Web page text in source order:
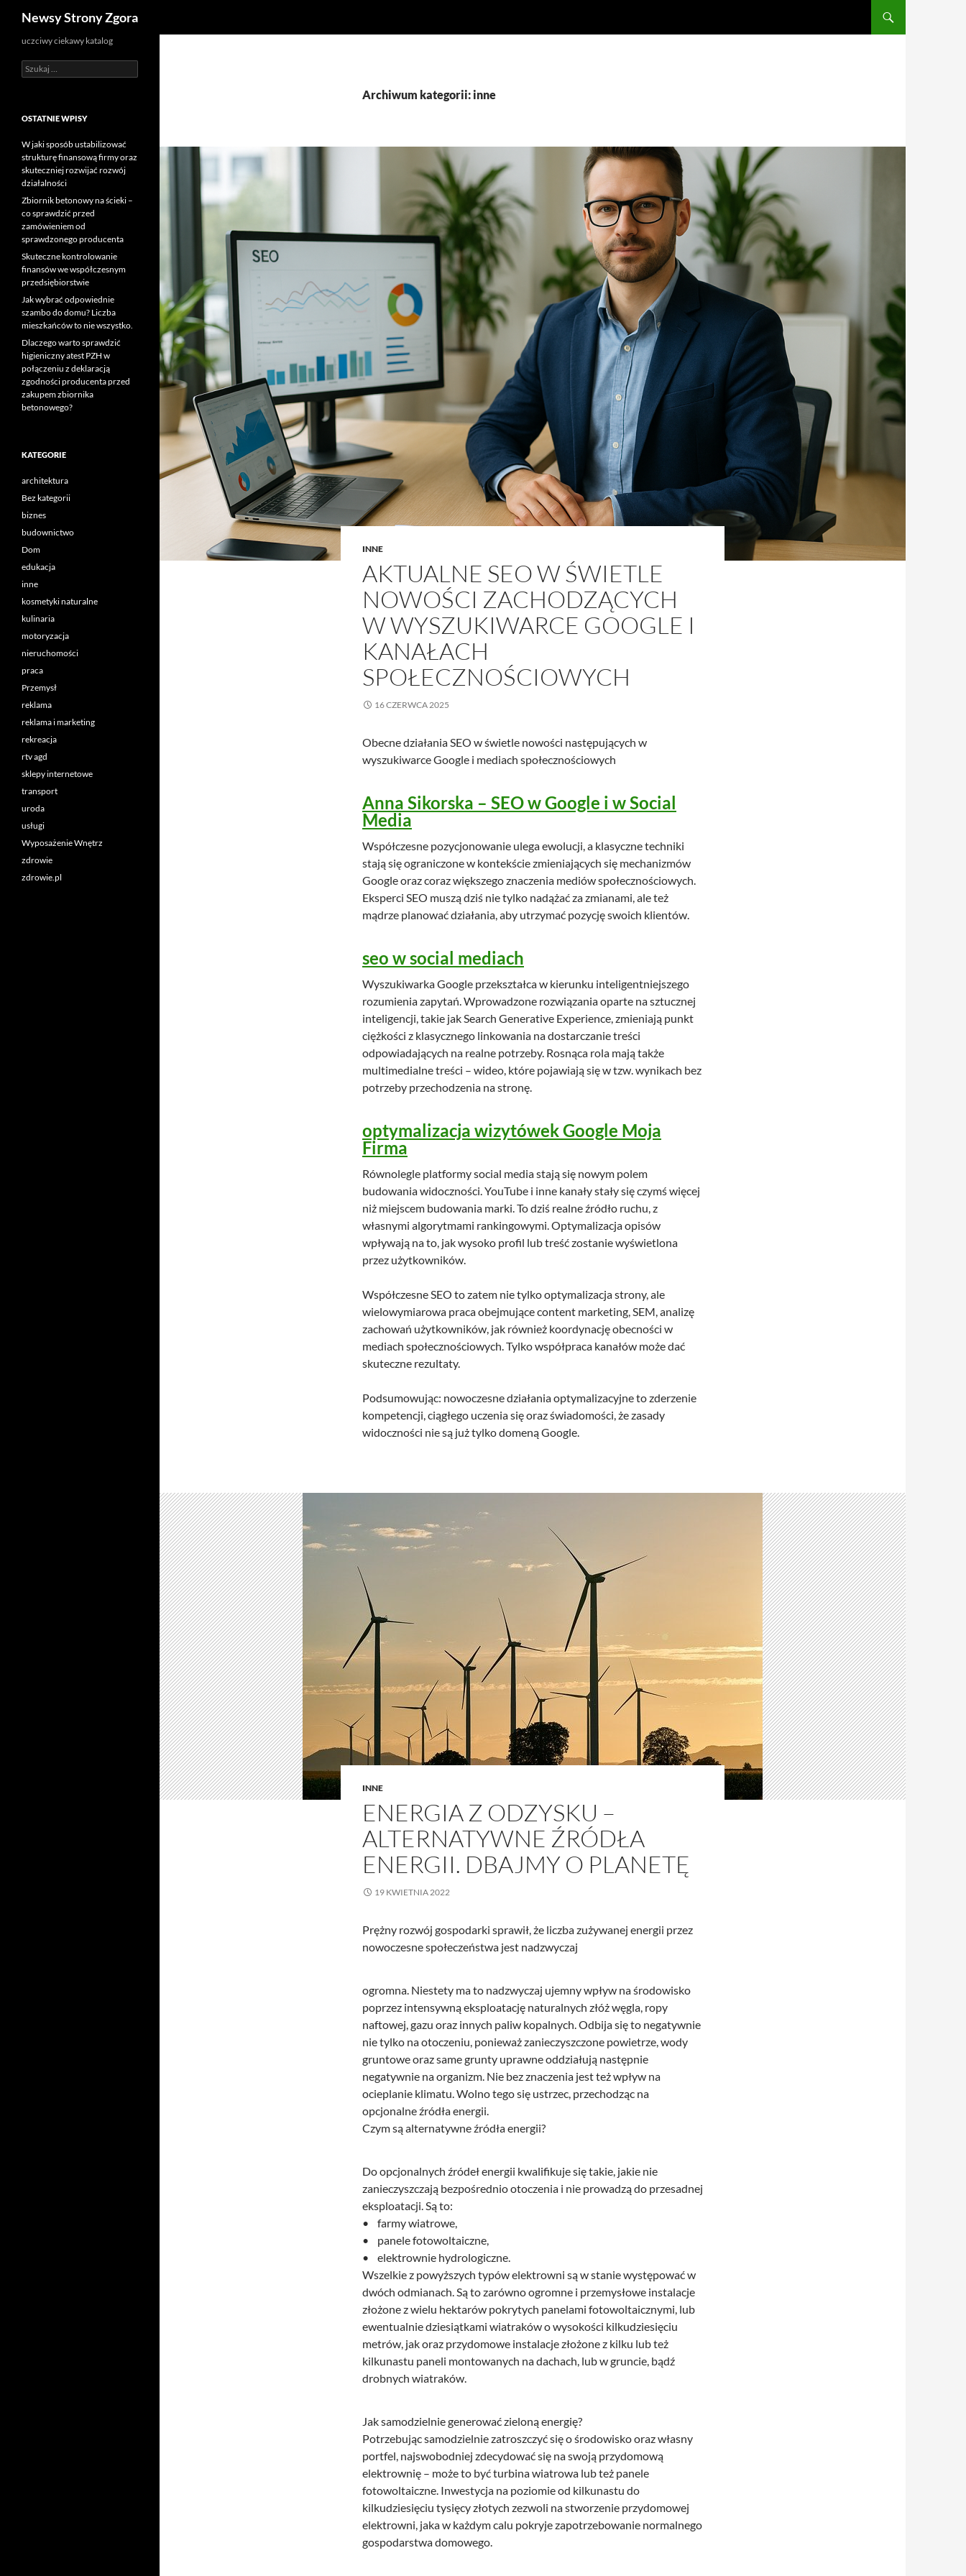
Newsy Strony Zgora
Archiwum kategorii: inne
INNE
AKTUALNE SEO W ŚWIETLE
NOWOŚCI ZACHODZĄCYCH
W WYSZUKIWARCE GOOGLE I
KANAŁACH
SPOŁECZNOŚCIOWYCH
16 CZERWCA 2025
Obecne działania SEO w świetle nowości następujących w
wyszukiwarce Google i mediach społecznościowych
Anna Sikorska – SEO w Google i w Social
Media
Współczesne pozycjonowanie ulega ewolucji, a klasyczne techniki
stają się ograniczone w kontekście zmieniających się mechanizmów
Google oraz coraz większego znaczenia mediów społecznościowych.
Eksperci SEO muszą dziś nie tylko nadążać za zmianami, ale też
mądrze planować działania, aby utrzymać pozycję swoich klientów.
seo w social mediach
Wyszukiwarka Google przekształca w kierunku inteligentniejszego
rozumienia zapytań. Wprowadzone rozwiązania oparte na sztucznej
inteligencji, takie jak Search Generative Experience, zmieniają punkt
ciężkości z klasycznego linkowania na dostarczanie treści
odpowiadających na realne potrzeby. Rosnąca rola mają także
multimedialne treści – wideo, które pojawiają się w tzw. wynikach bez
potrzeby przechodzenia na stronę.
optymalizacja wizytówek Google Moja
Firma
Równolegle platformy social media stają się nowym polem
budowania widoczności. YouTube i inne kanały stały się czymś więcej
niż miejscem budowania marki. To dziś realne źródło ruchu, z
własnymi algorytmami rankingowymi. Optymalizacja opisów
wpływają na to, jak wysoko profil lub treść zostanie wyświetlona
przez użytkowników.
Współczesne SEO to zatem nie tylko optymalizacja strony, ale
wielowymiarowa praca obejmujące content marketing, SEM, analizę
zachowań użytkowników, jak również koordynację obecności w
mediach społecznościowych. Tylko współpraca kanałów może dać
skuteczne rezultaty.
Podsumowując: nowoczesne działania optymalizacyjne to zderzenie
kompetencji, ciągłego uczenia się oraz świadomości, że zasady
widoczności nie są już tylko domeną Google.
INNE
ENERGIA Z ODZYSKU –
ALTERNATYWNE ŹRÓDŁA
ENERGII. DBAJMY O PLANETĘ
19 KWIETNIA 2022
Prężny rozwój gospodarki sprawił, że liczba zużywanej energii przez
nowoczesne społeczeństwa jest nadzwyczaj
ogromna. Niestety ma to nadzwyczaj ujemny wpływ na środowisko
poprzez intensywną eksploatację naturalnych złóż węgla, ropy
naftowej, gazu oraz innych paliw kopalnych. Odbija się to negatywnie
nie tylko na otoczeniu, ponieważ zanieczyszczone powietrze, wody
gruntowe oraz same grunty uprawne oddziałują następnie
negatywnie na organizm. Nie bez znaczenia jest też wpływ na
ocieplanie klimatu. Wolno tego się ustrzec, przechodząc na
opcjonalne źródła energii.
Czym są alternatywne źródła energii?
Do opcjonalnych źródeł energii kwalifikuje się takie, jakie nie
zanieczyszczają bezpośrednio otoczenia i nie prowadzą do przesadnej
eksploatacji. Są to:
• farmy wiatrowe,
• panele fotowoltaiczne,
• elektrownie hydrologiczne.
Wszelkie z powyższych typów elektrowni są w stanie występować w
dwóch odmianach. Są to zarówno ogromne i przemysłowe instalacje
złożone z wielu hektarów pokrytych panelami fotowoltaicznymi, lub
ewentualnie dziesiątkami wiatraków o wysokości kilkudziesięciu
metrów, jak oraz przydomowe instalacje złożone z kilku lub też
kilkunastu paneli montowanych na dachach, lub w gruncie, bądź
drobnych wiatraków.
Jak samodzielnie generować zieloną energię?
Potrzebując samodzielnie zatroszczyć się o środowisko oraz własny
portfel, najswobodniej zdecydować się na swoją przydomową
elektrownię – może to być turbina wiatrowa lub też panele
fotowoltaiczne. Inwestycja na poziomie od kilkunastu do
kilkudziesięciu tysięcy złotych zezwoli na stworzenie przydomowej
elektrowni, jaka w każdym calu pokryje zapotrzebowanie normalnego
gospodarstwa domowego.
uczciwy ciekawy katalog
Szukaj:
OSTATNIE WPISY
W jaki sposób ustabilizować
strukturę finansową firmy oraz
skuteczniej rozwijać rozwój
działalności
Zbiornik betonowy na ścieki –
co sprawdzić przed
zamówieniem od
sprawdzonego producenta
Skuteczne kontrolowanie
finansów we współczesnym
przedsiębiorstwie
Jak wybrać odpowiednie
szambo do domu? Liczba
mieszkańców to nie wszystko.
Dlaczego warto sprawdzić
higieniczny atest PZH w
połączeniu z deklaracją
zgodności producenta przed
zakupem zbiornika
betonowego?
KATEGORIE
architektura
Bez kategorii
biznes
budownictwo
Dom
edukacja
inne
kosmetyki naturalne
kulinaria
motoryzacja
nieruchomości
praca
Przemysł
reklama
reklama i marketing
rekreacja
rtv agd
sklepy internetowe
transport
uroda
usługi
Wyposażenie Wnętrz
zdrowie
zdrowie.pl